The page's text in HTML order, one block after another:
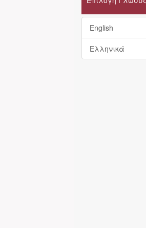
English
Ελληνικά